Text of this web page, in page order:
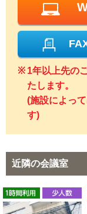
1年以上先の
たします。
(施設によっ
す)
近隣の会議室